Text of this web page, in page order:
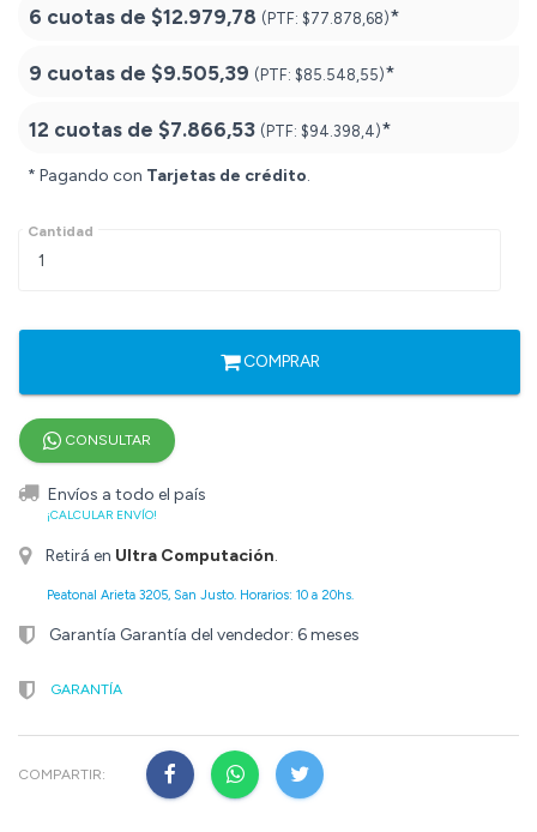
6 cuotas de $12.979,78 (PTF: $77.878,68)*
9 cuotas de $9.505,39 (PTF: $85.548,55)*
12 cuotas de $7.866,53 (PTF: $94.398,4)*
* Pagando con Tarjetas de crédito.
Cantidad
COMPRAR
CONSULTAR
Envíos a todo el país
¡CALCULAR ENVÍO!
Retirá en Ultra Computación.
Peatonal Arieta 3205, San Justo. Horarios: 10 a 20hs.
Garantía Garantía del vendedor: 6 meses
GARANTÍA
COMPARTIR: